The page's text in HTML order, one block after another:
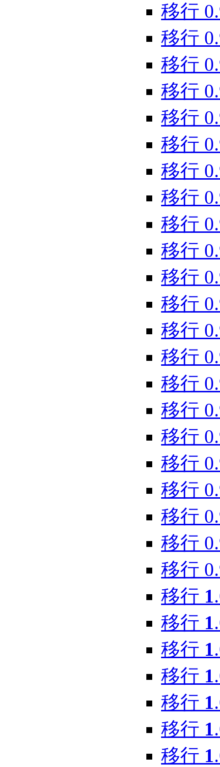
移行
移行
移行
移行
移行
移行
移行
移行
移行
移行
移行
移行
移行
移行
移行
移行
移行
移行
移行
移行
移行
移行
移行 1
移行 1
移行 1
移行 1
移行 1
移行 1
移行 1